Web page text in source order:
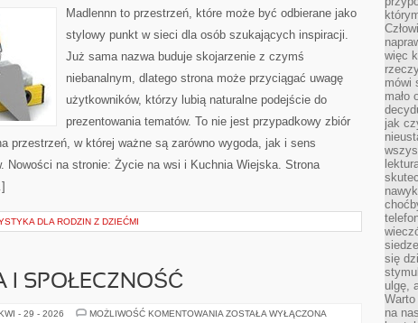
Madlennn to przestrzeń, które może być odbierane jako
stylowy punkt w sieci dla osób szukających inspiracji.
Już sama nazwa buduje skojarzenie z czymś
niebanalnym, dlatego strona może przyciągać uwagę
użytkowników, którzy lubią naturalne podejście do
prezentowania tematów. To nie jest przypadkowy zbiór
przestrzeń, w której ważne są zarówno wygoda, jak i sens
Nowości na stronie: Życie na wsi i Kuchnia Wiejska. Strona
DLA RODZIN Z DZIEĆMI
I SPOŁECZNOŚĆ
- 29 - 2026 MOŻLIWOŚĆ KOMENTOWANIA WYDARZENIA
ZOSTAŁA WYŁĄCZONA
więc
mówi
mało
jak
się
ulgę,
na